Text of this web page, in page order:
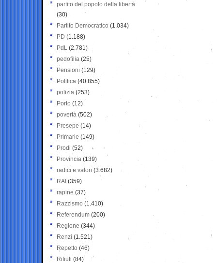
partito del popolo della libertà
(30)
Partito Democratico (1.034)
PD (1.188)
PdL (2.781)
pedofilia (25)
Pensioni (129)
Politica (40.855)
polizia (253)
Porto (12)
povertà (502)
Presepe (14)
Primarie (149)
Prodi (52)
Provincia (139)
radici e valori (3.682)
RAI (359)
rapine (37)
Razzismo (1.410)
Referendum (200)
Regione (344)
Renzi (1.521)
Repetto (46)
Rifiuti (84)